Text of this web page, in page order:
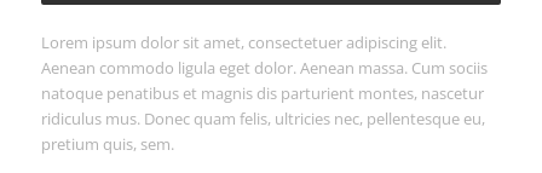
Lorem ipsum dolor sit amet, consectetuer adipiscing elit.
Aenean commodo ligula eget dolor. Aenean massa. Cum sociis
natoque penatibus et magnis dis parturient montes, nascetur
ridiculus mus. Donec quam felis, ultricies nec, pellentesque eu,
pretium quis, sem.